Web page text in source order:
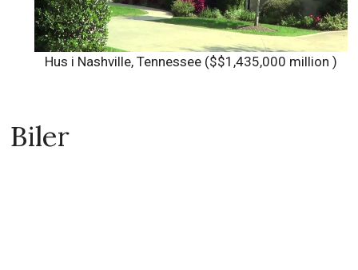
Hus i Nashville, Tennessee ($$1,435,000 million )
Biler